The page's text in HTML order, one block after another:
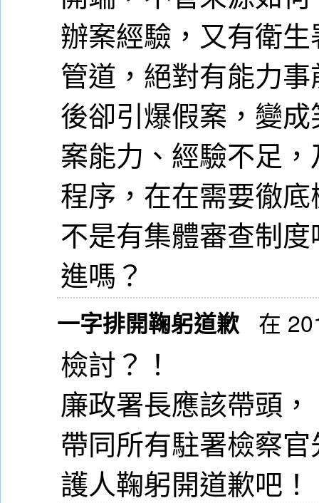
辦案經驗，又有衛
管道，絕對有能力
後卻引爆假案，變
案能力、經驗不足
程序，在在需要徹
不是有集體審查制
進嗎？
一字排開鞠躬道歉 在
檢討？！
廉政署長應該帶頭，
帶同所有駐署檢察
護人鞠躬開道歉吧！